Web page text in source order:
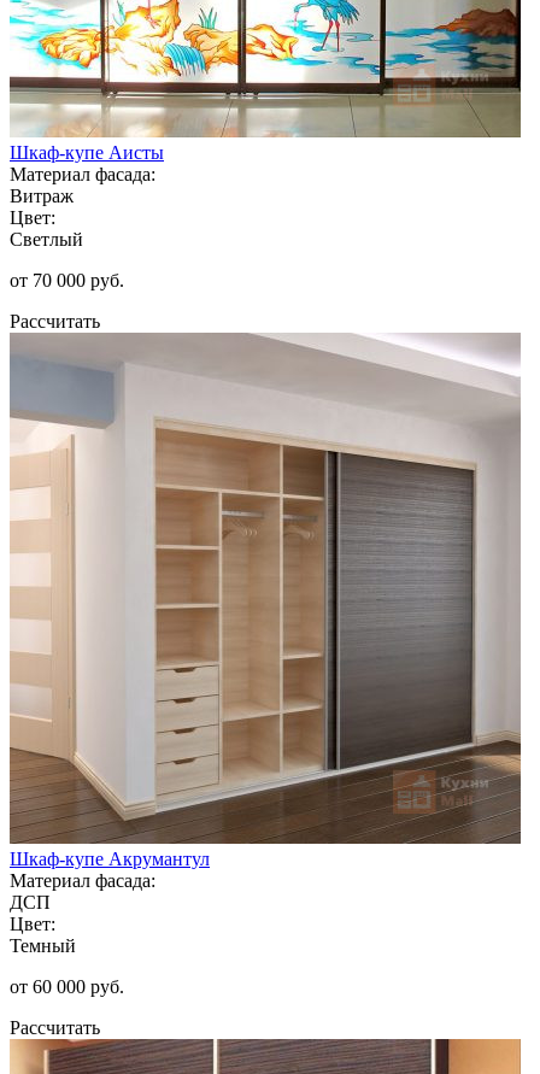
Шкаф-купе Аисты
Материал фасада:
Витраж
Цвет:
Светлый
от 70 000 руб.
Рассчитать
Шкаф-купе Акрумантул
Материал фасада:
ДСП
Цвет:
Темный
от 60 000 руб.
Рассчитать